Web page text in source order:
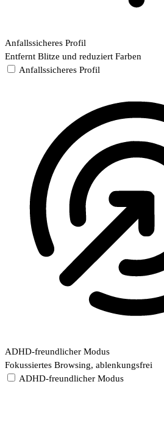
Anfallssicheres Profil
Entfernt Blitze und reduziert Farben
Anfallssicheres Profil
ADHD-freundlicher Modus
Fokussiertes Browsing, ablenkungsfrei
ADHD-freundlicher Modus